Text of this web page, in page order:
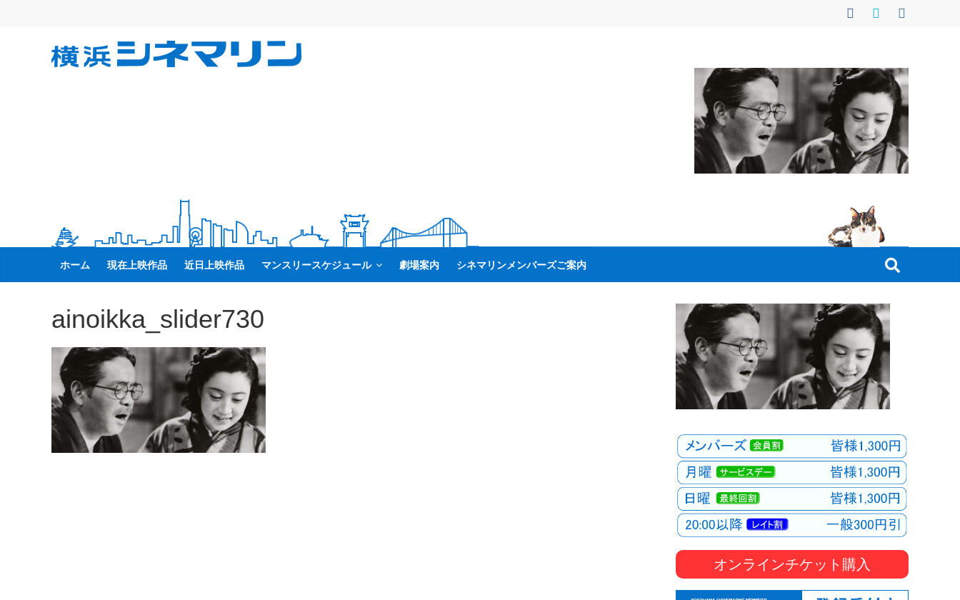
横
マ
リ
ン
た
い
映
画
は
こ
の
ホーム 現在上映作品 近日上映作品 マンスリースケジュール 劇場案内 シネマリンメンバーズご案内
ainoikka_slider730
オンラインチケット購入